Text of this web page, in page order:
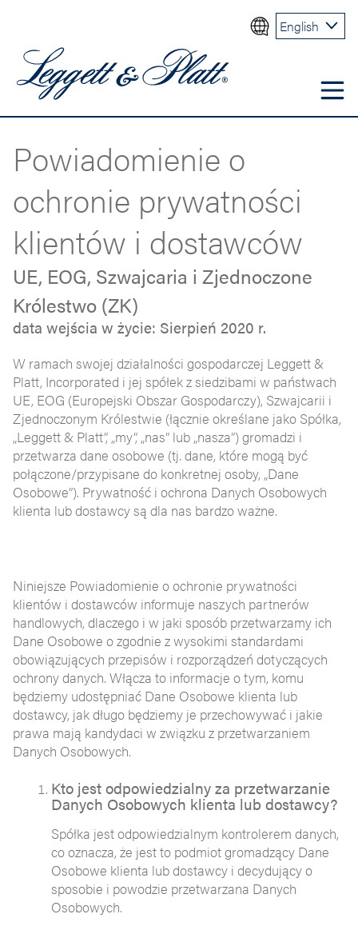
English
Powiadomienie o
ochronie prywatności
klientów i dostawców
UE, EOG, Szwajcaria i Zjednoczone
Królestwo (ZK)
data wejścia w życie: Sierpień 2020 r.
W ramach swojej działalności gospodarczej Leggett &
Platt, Incorporated i jej spółek z siedzibami w państwach
UE, EOG (Europejski Obszar Gospodarczy), Szwajcarii i
Zjednoczonym Królestwie (łącznie określane jako Spółka,
„Leggett & Platt”, „my”, „nas” lub „nasza”) gromadzi i
przetwarza dane osobowe (tj. dane, które mogą być
połączone/przypisane do konkretnej osoby, „Dane
Osobowe”). Prywatność i ochrona Danych Osobowych
klienta lub dostawcy są dla nas bardzo ważne.
Niniejsze Powiadomienie o ochronie prywatności
klientów i dostawców informuje naszych partnerów
handlowych, dlaczego i w jaki sposób przetwarzamy ich
Dane Osobowe o zgodnie z wysokimi standardami
obowiązujących przepisów i rozporządzeń dotyczących
ochrony danych. Włącza to informacje o tym, komu
będziemy udostępniać Dane Osobowe klienta lub
dostawcy, jak długo będziemy je przechowywać i jakie
prawa mają kandydaci w związku z przetwarzaniem
Danych Osobowych.
Kto jest odpowiedzialny za przetwarzanie
Danych Osobowych klienta lub dostawcy?
Spółka jest odpowiedzialnym kontrolerem danych,
co oznacza, że jest to podmiot gromadzący Dane
Osobowe klienta lub dostawcy i decydujący o
sposobie i powodzie przetwarzana Danych
Osobowych.